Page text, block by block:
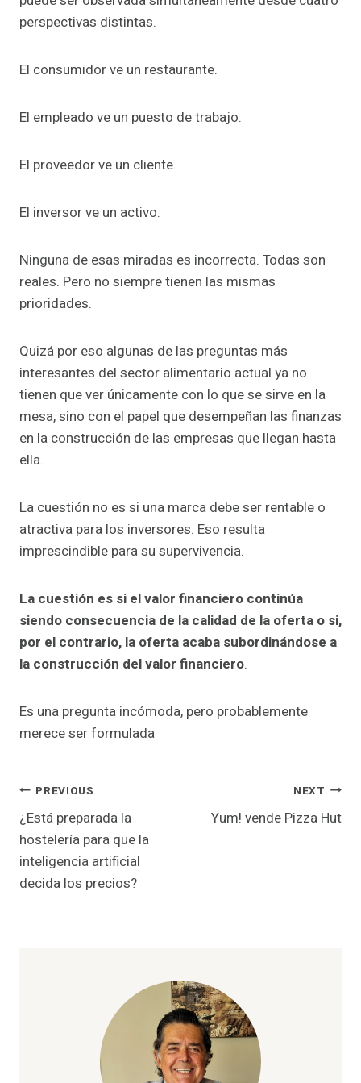
perspectivas distintas.
El consumidor ve un restaurante.
El empleado ve un puesto de trabajo.
El proveedor ve un cliente.
El inversor ve un activo.
Ninguna de esas miradas es incorrecta. Todas son
reales. Pero no siempre tienen las mismas
prioridades.
Quizá por eso algunas de las preguntas más
interesantes del sector alimentario actual ya no
tienen que ver únicamente con lo que se sirve en la
mesa, sino con el papel que desempeñan las finanzas
en la construcción de las empresas que llegan hasta
ella.
La cuestión no es si una marca debe ser rentable o
atractiva para los inversores. Eso resulta
imprescindible para su supervivencia.
La cuestión es si el valor financiero continúa
siendo consecuencia de la calidad de la oferta o si,
por el contrario, la oferta acaba subordinándose a
la construcción del valor financiero.
Es una pregunta incómoda, pero probablemente
merece ser formulada
Post
navigation
PREVIOUS
¿Está preparada la
hostelería para que la
inteligencia artificial
decida los precios?
NEXT
Yum! vende Pizza Hut